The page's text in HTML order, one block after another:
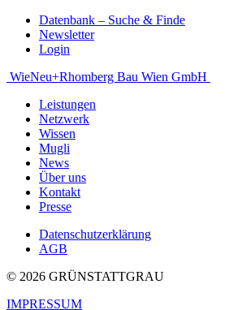
Datenbank – Suche & Finde
Newsletter
Login
Beitragsnavigation
WieNeu+Rhomberg Bau Wien GmbH
Leistungen
Netzwerk
Wissen
Mugli
News
Über uns
Kontakt
Presse
Datenschutzerklärung
AGB
© 2026 GRÜNSTATTGRAU
IMPRESSUM